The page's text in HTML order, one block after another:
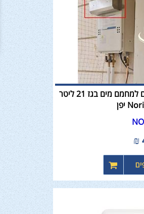
ארובת צד / מסית פליטת גזים למחמם מים בגז 21 ליטר
₪